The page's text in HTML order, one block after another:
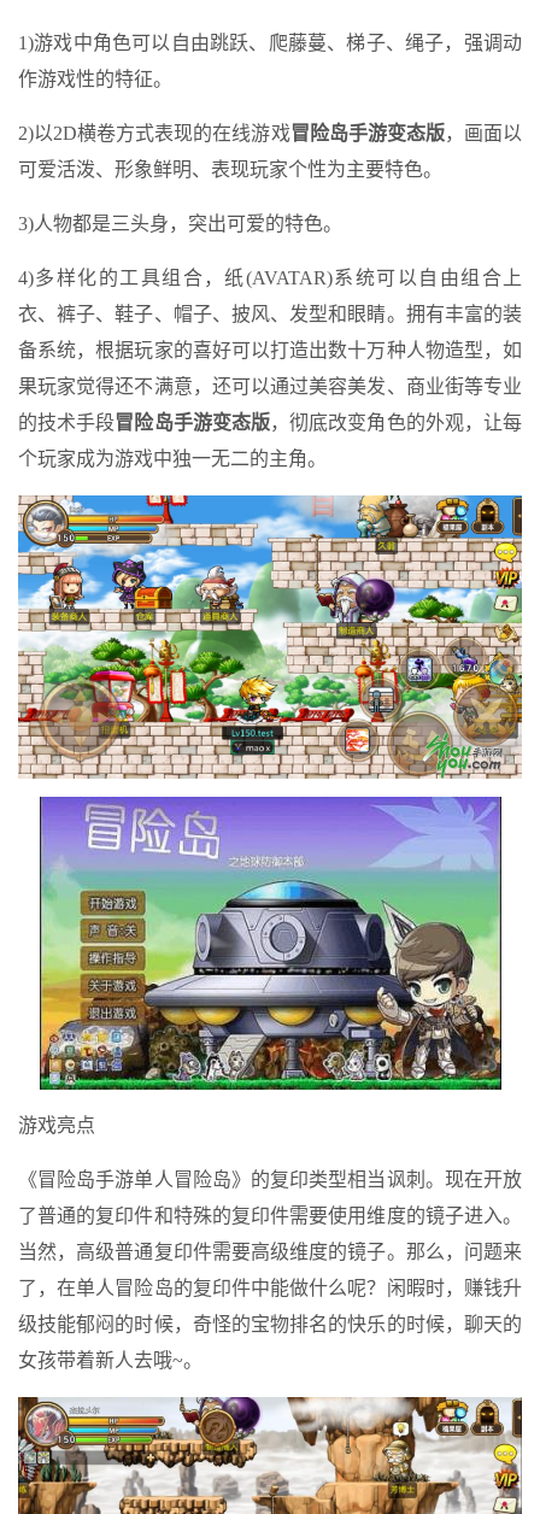
1)游戏中角色可以自由跳跃、爬藤蔓、梯子、绳子，强调动
作游戏性的特征。
2)以2D横卷方式表现的在线游戏冒险岛手游变态版，画面以
可爱活泼、形象鲜明、表现玩家个性为主要特色。
3)人物都是三头身，突出可爱的特色。
4)多样化的工具组合，纸(AVATAR)系统可以自由组合上
衣、裤子、鞋子、帽子、披风、发型和眼睛。拥有丰富的装
备系统，根据玩家的喜好可以打造出数十万种人物造型，如
果玩家觉得还不满意，还可以通过美容美发、商业街等专业
的技术手段冒险岛手游变态版，彻底改变角色的外观，让每
个玩家成为游戏中独一无二的主角。
游戏亮点
《冒险岛手游单人冒险岛》的复印类型相当讽刺。现在开放
了普通的复印件和特殊的复印件需要使用维度的镜子进入。
当然，高级普通复印件需要高级维度的镜子。那么，问题来
了，在单人冒险岛的复印件中能做什么呢？闲暇时，赚钱升
级技能郁闷的时候，奇怪的宝物排名的快乐的时候，聊天的
女孩带着新人去哦~。